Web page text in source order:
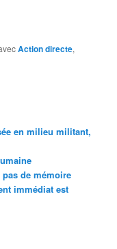
Action directe,
en milieu militant,
de mémoire
immédiat est